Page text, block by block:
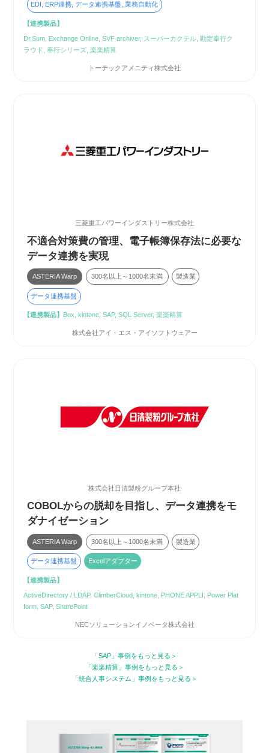
EDI, ERP連携, データ連携基盤, 業務自動化
【連携製品】
Dr.Sum, Exchange Online, SVF archiver, スーパーカクテル, 勘定奉行ク
ラウド, 奉行シリーズ, 楽楽精算
トーテックアメニティ株式会社
三菱重工パワーインダストリー株式会社
不適合対策費の管理、電子帳簿保存法に必要な
データ連携を実現
ASTERIA Warp 300名以上～1000名未満 製造業
データ連携基盤
【連携製品】 Box, kintone, SAP, SQL Server, 楽楽精算
株式会社アイ・エス・アイソフトウェアー
株式会社日清製粉グループ本社
COBOLからの脱却を目指し、データ連携をモ
ダナイゼーション
ASTERIA Warp 300名以上～1000名未満 製造業
データ連携基盤 Excelアダプター
【連携製品】
ActiveDirectory / LDAP, ClimberCloud, kintone, PHONE APPLI, Power Plat
form, SAP, SharePoint
NECソリューションイノベータ株式会社
「SAP」事例をもっと見る
「楽楽精算」事例をもっと見る
「統合人事システム」事例をもっと見る